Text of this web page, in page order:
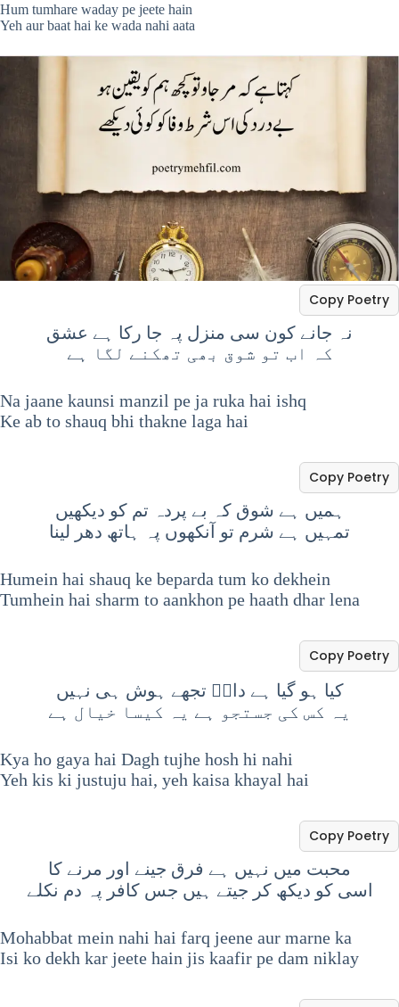
Hum tumhare waday pe jeete hain
Yeh aur baat hai ke wada nahi aata
نہ جانے کون سی منزل پہ جا رکا ہے عشق
کہ اب تو شوق بھی تھکنے لگا ہے
Copy Poetry
Na jaane kaunsi manzil pe ja ruka hai ishq
Ke ab to shauq bhi thakne laga hai
ہمیں ہے شوق کہ بے پردہ تم کو دیکھیں
تمہیں ہے شرم تو آنکھوں پہ ہاتھ دھر لینا
Copy Poetry
Humein hai shauq ke beparda tum ko dekhein
Tumhein hai sharm to aankhon pe haath dhar lena
کیا ہو گیا ہے داغؔ تجھے ہوش ہی نہیں
یہ کس کی جستجو ہے یہ کیسا خیال ہے
Copy Poetry
Kya ho gaya hai Dagh tujhe hosh hi nahi
Yeh kis ki justuju hai, yeh kaisa khayal hai
محبت میں نہیں ہے فرق جینے اور مرنے کا
اسی کو دیکھ کر جیتے ہیں جس کافر پہ دم نکلے
Copy Poetry
Mohabbat mein nahi hai farq jeene aur marne ka
Isi ko dekh kar jeete hain jis kaafir pe dam niklay